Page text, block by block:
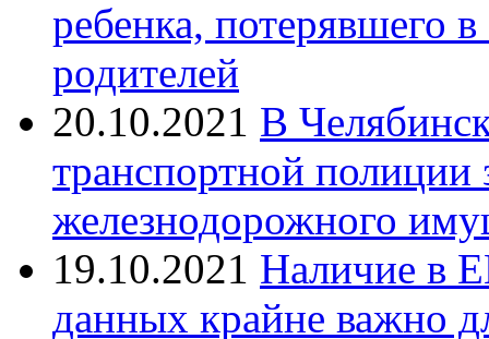
ребенка, потерявшего
родителей
20.10.2021 В
транспортной
железнодорожного
19.10.2021 Наличие в
данных крайне важно